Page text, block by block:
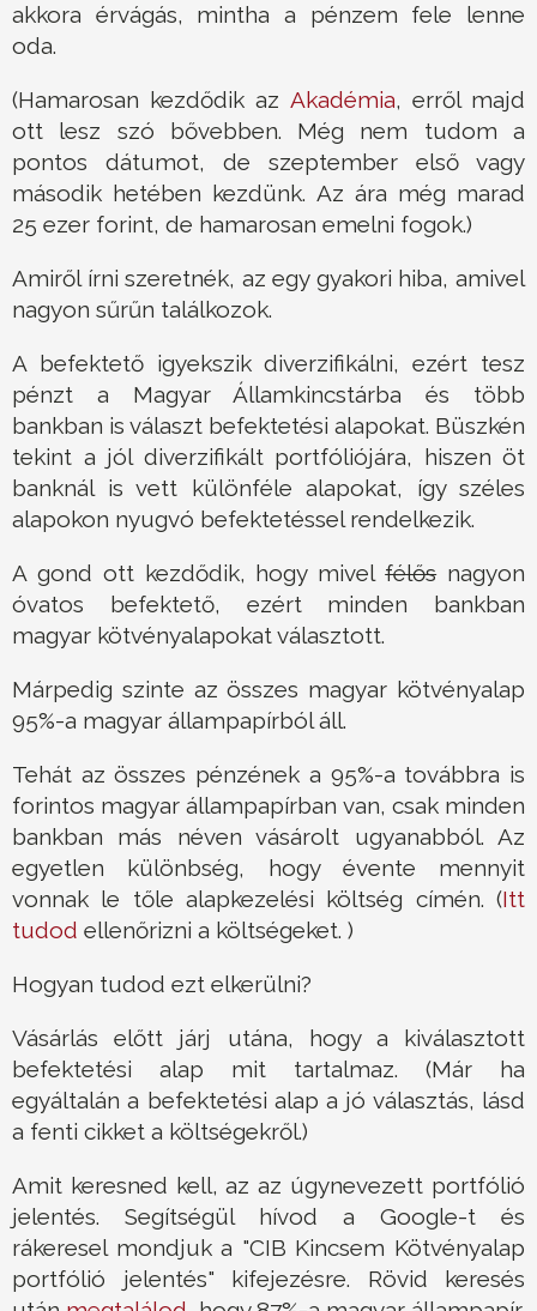
akkora érvágás, mintha a pénzem fele lenne
oda.
(Hamarosan kezdődik az Akadémia, erről majd
ott lesz szó bővebben. Még nem tudom a
pontos dátumot, de szeptember első vagy
második hetében kezdünk. Az ára még marad
25 ezer forint, de hamarosan emelni fogok.)
Amiről írni szeretnék, az egy gyakori hiba, amivel
nagyon sűrűn találkozok.
A befektető igyekszik diverzifikálni, ezért tesz
pénzt a Magyar Államkincstárba és több
bankban is választ befektetési alapokat. Büszkén
tekint a jól diverzifikált portfóliójára, hiszen öt
banknál is vett különféle alapokat, így széles
alapokon nyugvó befektetéssel rendelkezik.
A gond ott kezdődik, hogy mivelfélősnagyon
óvatos befektető, ezért minden bankban
magyar kötvényalapokat választott.
Márpedig szinte az összes magyar kötvényalap
95%-a magyar állampapírból áll.
Tehát az összes pénzének a 95%-a továbbra is
forintos magyar állampapírban van, csak minden
bankban más néven vásárolt ugyanabból. Az
egyetlen különbség, hogy évente mennyit
vonnak le tőle alapkezelési költség címén. (Itt
tudod ellenőrizni a költségeket. )
Hogyan tudod ezt elkerülni?
Vásárlás előtt járj utána, hogy a kiválasztott
befektetési alap mit tartalmaz. (Már ha
egyáltalán a befektetési alap a jó választás, lásd
a fenti cikket a költségekről.)
Amit keresned kell, az az úgynevezett portfólió
jelentés. Segítségül hívod a Google-t és
rákeresel mondjuk a "CIB Kincsem Kötvényalap
portfólió jelentés" kifejezésre. Rövid keresés